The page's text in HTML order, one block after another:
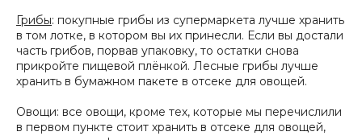
Грибы: покупные грибы из супермаркета лучше хранить
в том лотке, в котором вы их принесли. Если вы достали
часть грибов, порвав упаковку, то остатки снова
прикройте пищевой плёнкой. Лесные грибы лучше
хранить в бумажном пакете в отсеке для овощей.
Овощи: все овощи, кроме тех, которые мы перечислили
в первом пункте стоит хранить в отсеке для овощей,